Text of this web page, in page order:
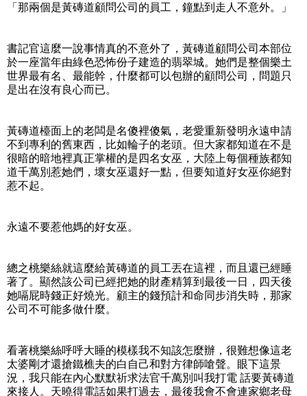
「那兩個是黃磚道顧問公司的員工，鐘點到走人不意外。」
書記官這麼一說事情真的不意外了，黃磚道顧問公司本部位
於一座當年由綠色恐怖份子建造的翡翠城。她們是整個樂土
世界最有名、最能幹，什麼都可以包辦的顧問公司，問題只
是出在沒有良心而已。
黃磚道檯面上的老闆是名傻裡傻氣，老愛重新發明永遠申請
不到專利的舊東西，比如輪子的老頭。但大家都知道在不是
很暗的暗地裡真正掌權的是四名女巫，大陸上每個種族都知
道千萬別惹她們，壞女巫還好一點，但要知道好女巫你絕對
惹不起。
永遠不要惹他媽的好女巫。
總之桃樂絲就這麼給黃磚道的員工丟在這裡，而且還已經睡
著了。顯然該公司已經把她的財產精算到最後一日，四天後
她嗝屁時錢正好燒光。顧主的錢預計和命同步消失時，那家
公司不可能多做什麼。
看著桃樂絲呼呼大睡的模樣我不知該怎麼辦，很難想像這老
太婆剛才還搶鐵樵夫的白自己和對方律師嗆聲。眼下這景
況，我只能在內心默默祈求法官千萬別叫我打電 話要黃磚道
來接人。天曉得電話如果打過去，最後我會不會連家鄉老母